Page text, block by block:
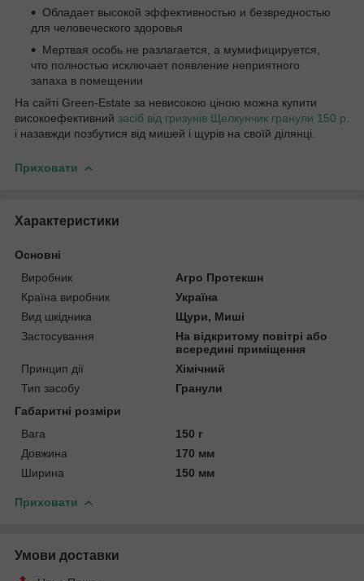
Обладает высокой эффективностью и безвредностью
для человеческого здоровья
Мертвая особь не разлагается, а мумифицируется,
что полностью исключает появление неприятного
запаха в помещении
На сайті Green-Estate за невисокою ціною можна купити
високоефективний засіб від гризунів Щелкунчик гранули 150 р.
і назавжди позбутися від мишей і щурів на своїй ділянці.
Приховати
Характеристики
Основні
Виробник
Агро Протекшн
Країна виробник
Україна
Вид шкідника
Щури, Миші
Застосування
На відкритому повітрі або
всередині приміщення
Принцип дії
Хімічний
Тип засобу
Гранули
Габаритні розміри
Вага
150 г
Довжина
170 мм
Ширина
150 мм
Приховати
Умови доставки